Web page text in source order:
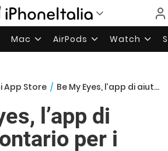
Mac AirPods Watch
App Store / Be My Eyes, l’app di aiuto volontario per i non vedenti
l’app di
per i